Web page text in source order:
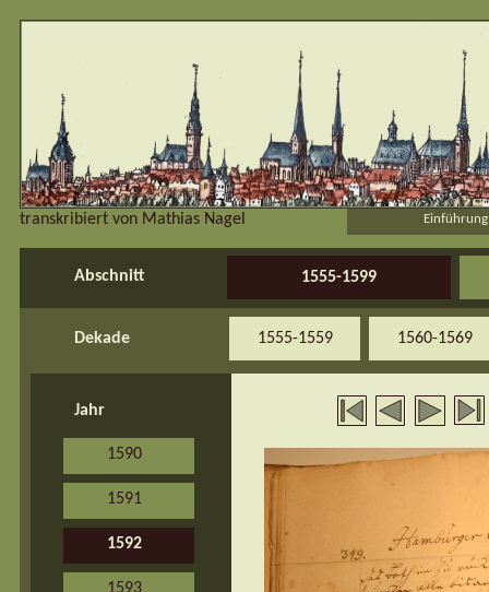
transkribiert von Mathias Nagel Einführung
Abschnitt 1555-1599
Dekade 1555-1559 1560-1569
Jahr
1590
1591
1592